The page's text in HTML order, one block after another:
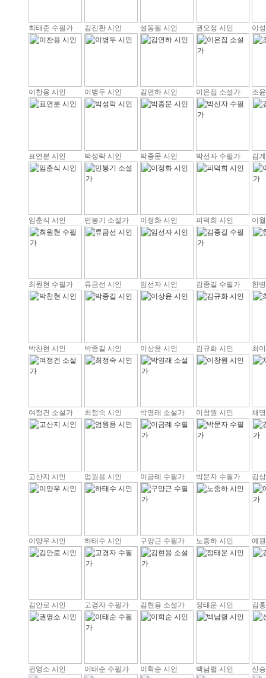
최태준 수필가 김진환 시인 설동필 시인 권오정 시인 이
이찬용 시인 이병두 시인 김연하 시인 이은집 소설가 조
표연분 시인 박성락 시인 박종문 시인 박선자 수필가 김
임춘식 시인 민봉기 소설가 이정화 시인 피덕희 시인 이
최원현 수필가 류금선 시인 임선자 시인 김종길 수필가 한
박찬현 시인 박종길 시인 이상윤 시인 김규화 시인 최
여정건 소설가 최정숙 시인 박영래 소설가 이창원 시인 채
고산지 시인 엄원용 시인 이금례 수필가 박문자 수필가 김
이양우 시인 하태수 시인 구양근 수필가 노중하 시인 예
김안로 시인 고경자 수필가 김현용 소설가 정태운 시인 김
권영소 시인 이태순 수필가 이학순 시인 백남렬 시인 신